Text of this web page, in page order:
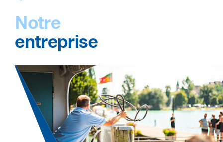
Notre
entreprise